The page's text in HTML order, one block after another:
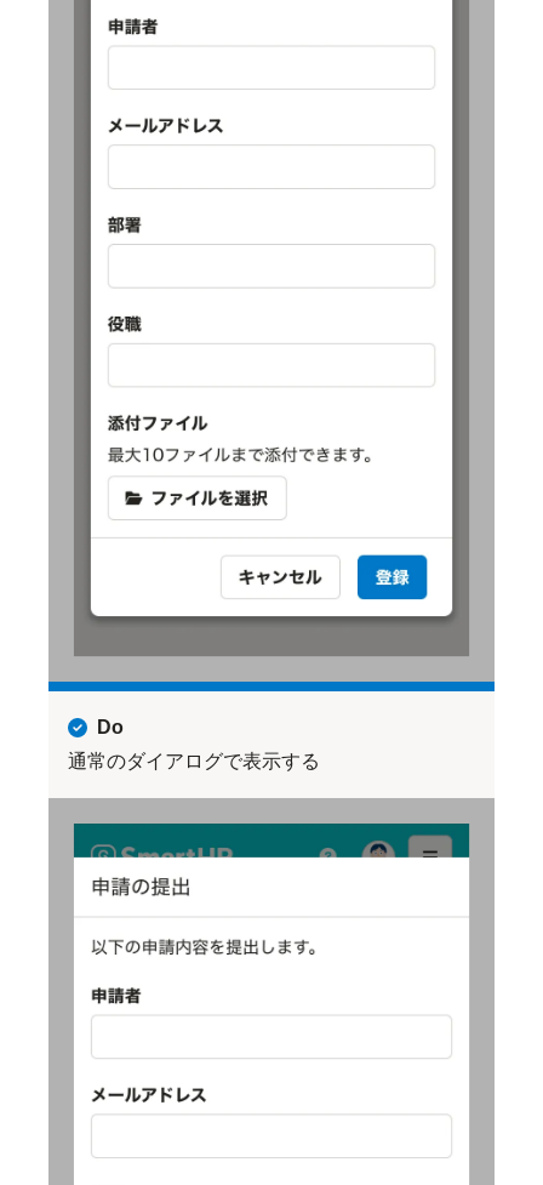
Do
通常のダイアログで表示する